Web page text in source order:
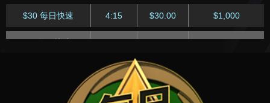
赛
18:15 $3.00 $2,000
$250 每日超级深筹
21:05 $250.00 $25,000
21:05 $2.50
$1 每日急速 11:45 $1.00 $200
$60 每日急速 12:45 $60.00 $1,250
12:45 $20.00
$5 每日急速 12:45 $5
$30 每日快速 4:15 $30.00 $1,000
4:15 $1.00
$50 每日快速 5:15 $50.00